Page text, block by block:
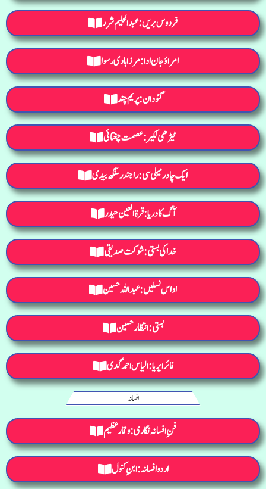
فردوس بریں: عبدالحلیم شرر
امراؤ جان ادا: مرزا ہادی رسوا
گئودان: پریم چند
ٹیڑھی لکیر: عصمت چغتائی
ایک چادر میلی سی: راجندرسنگھ بیدی
آگ کا دریا: قرۃ العین حیدر
خدا کی بستی: شوکت صدیقی
اداس نسلیں: عبداللہ حسین
بستی: انتظار حسین
فائر ایریا : الیاس احمد گدی
افسانہ
فنِ افسانہ نگاری: وقار عظیم
اردو افسانہ : ابنِ کنول